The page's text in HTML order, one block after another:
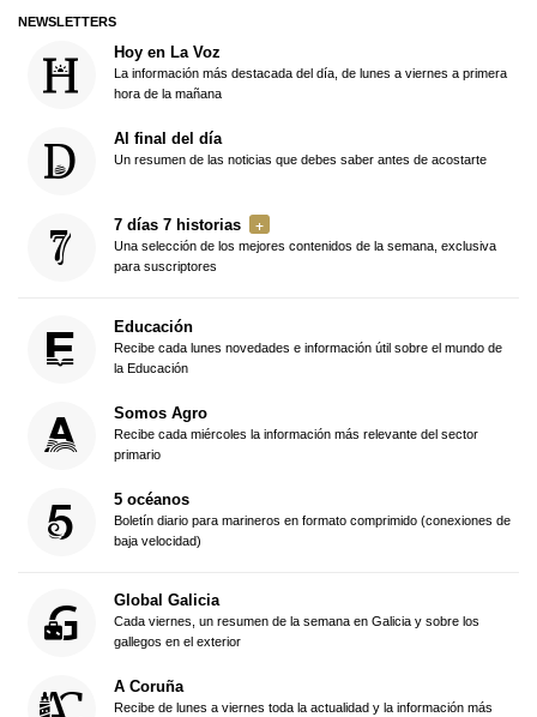
NEWSLETTERS
Hoy en La Voz
La información más destacada del día, de lunes a viernes a primera
hora de la mañana
Al final del día
Un resumen de las noticias que debes saber antes de acostarte
7 días 7 historias
Una selección de los mejores contenidos de la semana, exclusiva
para suscriptores
Educación
Recibe cada lunes novedades e información útil sobre el mundo de
la Educación
Somos Agro
Recibe cada miércoles la información más relevante del sector
primario
5 océanos
Boletín diario para marineros en formato comprimido (conexiones de
baja velocidad)
Global Galicia
Cada viernes, un resumen de la semana en Galicia y sobre los
gallegos en el exterior
A Coruña
Recibe de lunes a viernes toda la actualidad y la información más